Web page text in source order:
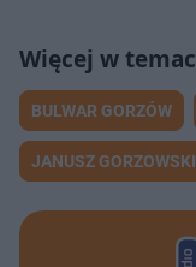
BULWAR GORZÓW
JANUSZ GORZOWSKI